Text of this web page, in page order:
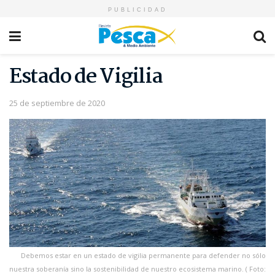
PUBLICIDAD
Estado de Vigilia
25 de septiembre de 2020
Debemos estar en un estado de vigilia permanente para defender no sólo
nuestra soberanía sino la sostenibilidad de nuestro ecosistema marino. ( Foto: